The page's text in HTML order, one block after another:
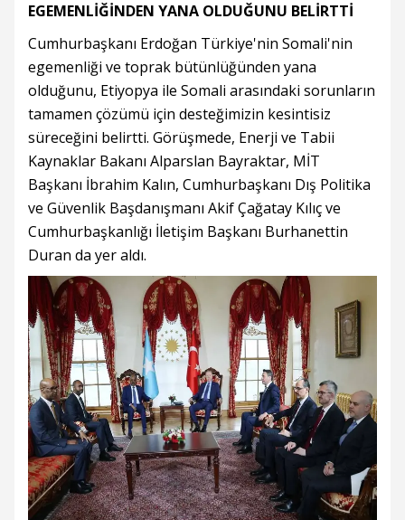
EGEMENLİĞİNDEN YANA OLDUĞUNU BELİRTTİ
Cumhurbaşkanı Erdoğan Türkiye'nin Somali'nin
egemenliği ve toprak bütünlüğünden yana
olduğunu, Etiyopya ile Somali arasındaki sorunların
tamamen çözümü için desteğimizin kesintisiz
süreceğini belirtti. Görüşmede, Enerji ve Tabii
Kaynaklar Bakanı Alparslan Bayraktar, MİT
Başkanı İbrahim Kalın, Cumhurbaşkanı Dış Politika
ve Güvenlik Başdanışmanı Akif Çağatay Kılıç ve
Cumhurbaşkanlığı İletişim Başkanı Burhanettin
Duran da yer aldı.